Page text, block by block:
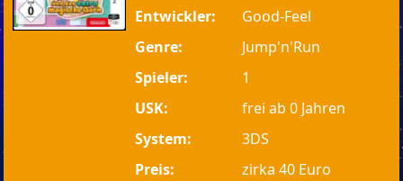
Entwickler:
Good-Feel
Genre:
Jump'n'Run
Spieler:
1
USK:
frei ab 0 Jahren
System:
3DS
Preis:
zirka 40 Euro